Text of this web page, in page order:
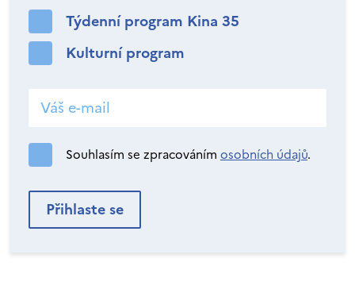
Týdenní program Kina 35
Kulturní program
Souhlasím se zpracováním osobních údajů.